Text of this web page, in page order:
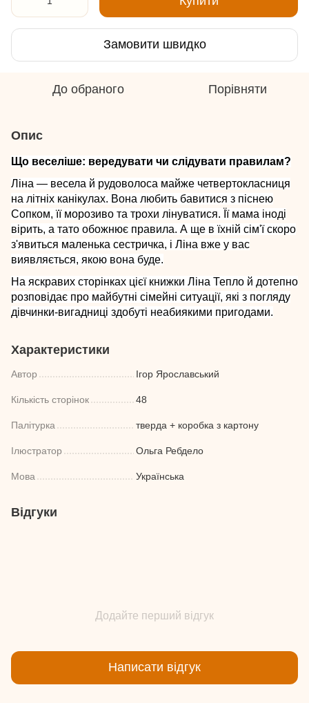
Замовити швидко
До обраного Порівняти
Опис
Що веселіше: вередувати чи слідувати правилам?
Ліна — весела й рудоволоса майже четвертокласниця
на літніх канікулах. Вона любить бавитися з піснею
Сопком, її морозиво та трохи лінуватися. Її мама іноді
вірить, а тато обожнює правила. А ще в їхній сім'ї скоро
з'явиться маленька сестричка, і Ліна вже у вас
виявляється, якою вона буде.
На яскравих сторінках цієї книжки Ліна Тепло й дотепно
розповідає про майбутні сімейні ситуації, які з погляду
дівчинки-вигадниці здобуті неабиякими пригодами.
Характеристики
Автор Ігор Ярославський
Кількість сторінок 48
Палітурка тверда + коробка з картону
Ілюстратор Ольга Ребдело
Мова Українська
Відгуки
Додайте перший відгук
Написати відгук